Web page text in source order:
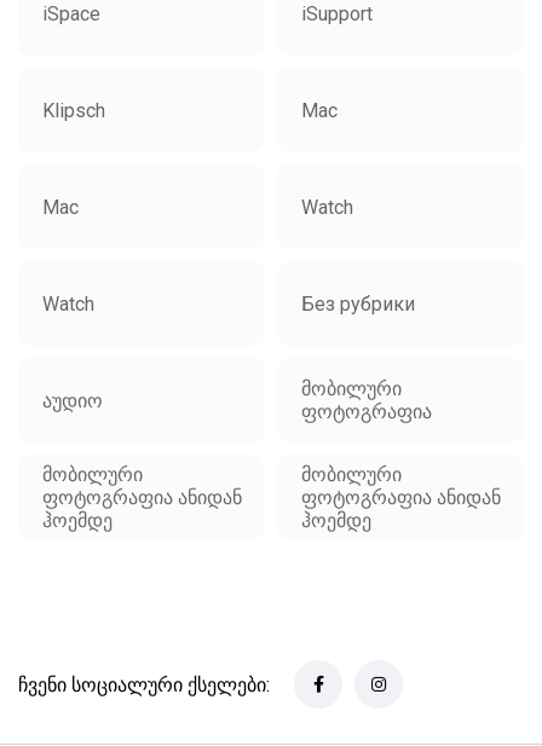
iSpace iSupport
Klipsch Mac
Mac Watch
Watch Без рубрики
აუდიო
მობილური
ფოტოგრაფია
მობილური
ფოტოგრაფია ანიდან
ჰოემდე
მობილური
ფოტოგრაფია ანიდან
ჰოემდე
ჩვენი სოციალური ქსელები: